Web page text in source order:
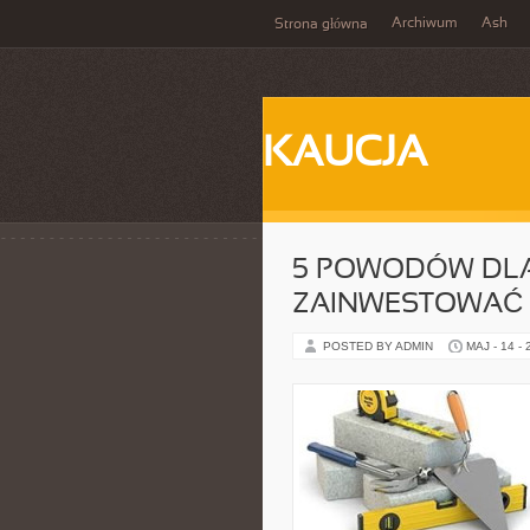
Strona główna Archiwum Ash
KAUCJA
5 POWODÓW
POSTED BY ADMIN MAJ - 14 -